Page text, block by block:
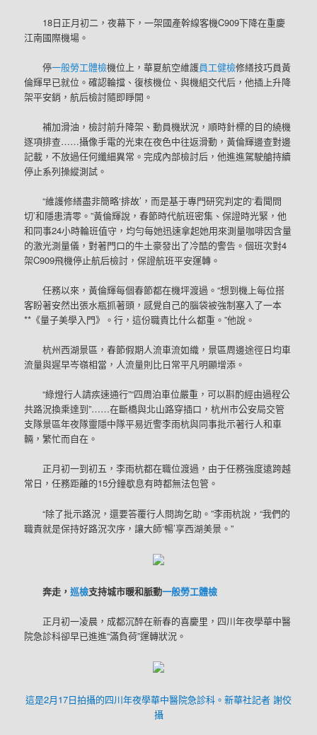
18日正月初二，夜幕下，一架國產幹線客機C909下降在重慶
江南國際機場。
停一般勞工體檢機位上，華夏航空維護員工健檢修繕技巧員黃
倫輝早已就位。確認輪擋、復核機位、與機組交代后，他插上升降
架平安銷，航后檢討隨即睜開。
補加滑油，檢討前升降架、動員機狀況，順時針標的目的繞機
逐項排查……攝像手電的光束在夜色中往返滑動，黃倫輝邊查對邊
記載，不放過任何纖細異常。完成內部檢討后，他進進駕駛艙持續
停止系列操縱測試。
“維護修繕盡非簡略‘排故’，而是基于專門研究判定的‘看聞問
切’和隱患清零。”黃倫輝說，春節時代航班密集、保證時光緊，他
和同事24小時輪班值守，均勻每她迅速拿起她用來測量咖啡因含量
的激光測量儀，對著門口的牛土豪發出了冷酷的警告。個班次對4
架C909飛機停止航后檢討，保證航班平安運轉。
任務以來，黃倫輝每個春節都在機坪渡過。“想到機上每位搭
客盼著安然出張水瓶抓著頭，感覺自己的腦袋被強制塞入了一本
**《量子美學入門》。行，這份職責比什么都重。”他說。
杭州西湖景區，春節假期人流車流如織，景區周邊途徑日均車
流量與遲早岑嶺相當，人流量則比日常平凡明顯增添。
“綠燈行人請疾速通行”“四周泊車位嚴重，可以斟酌經由過程公
共路況換乘達到”……在斷橋與北山路穿插口，杭州市公安局交管
支隊景區年夜隊靈隱中隊平易近警李雨杭與同事批示著行人和車
輛，繁忙而自在。
正月初一到初五，李雨杭都在職位渡過，由于任務強度遠跨越
常日，任務距離的15分鐘歇息有時都無法包管。
“除了批示路況，還要答覆行人問詢乞助。”李雨杭說，“我們的
職責就是保持好路況次序，讓大師‘暢’享西湖美景。”
奔走，巡檢支持城市暖和脈動一般勞工體檢
正月初一凌晨，成都沉醉在新春的喜慶里，四川年夜學華中醫
院急診科卻早已進進“滿負荷”運轉狀況。
這是2月17日拍攝的四川年夜學華中醫院急診科。新華社記者 謝佼
攝